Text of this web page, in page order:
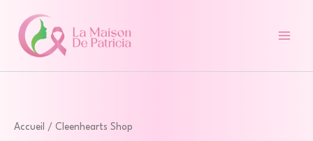
contenu
Accueil / Cleenhearts Shop